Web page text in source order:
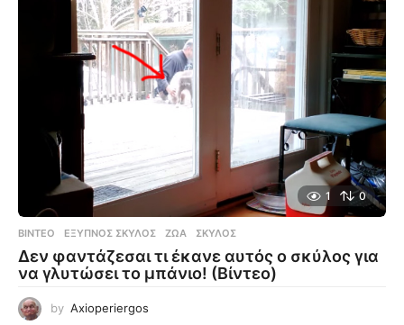
1 0
ΒΊΝΤΕΟ ΈΞΥΠΝΟΣ ΣΚΎΛΟΣ ,ΖΏΑ ,ΣΚΎΛΟΣ
Δεν φαντάζεσαι τι έκανε αυτός ο σκύλος για
να γλυτώσει το μπάνιο! (Βίντεο)
by Axioperiergos